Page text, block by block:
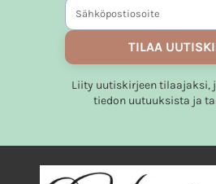
valinnat
TILAA
Liity uutiskirjeen tilaajaksi,
tiedon uutuuksista ja